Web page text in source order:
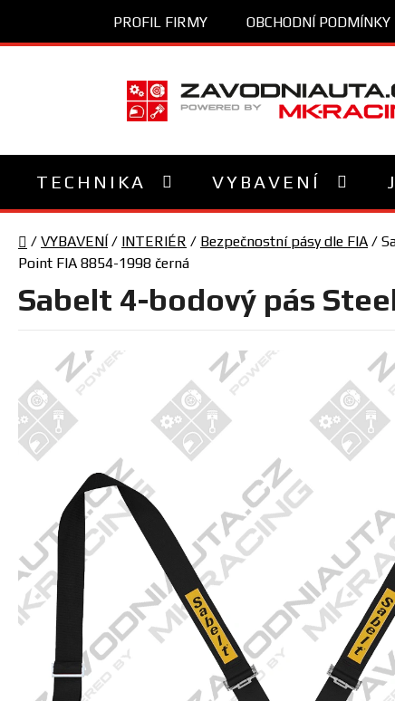
obsah
PROFIL FIRMY OBCHODNÍ PODMÍNKY
TECHNIKA VYBAVENÍ
Domů
/ VYBAVENÍ / INTERIÉR / Bezpečnostní pásy dle FIA /
Point FIA 8854-1998 černá
Sabelt 4-bodový pás